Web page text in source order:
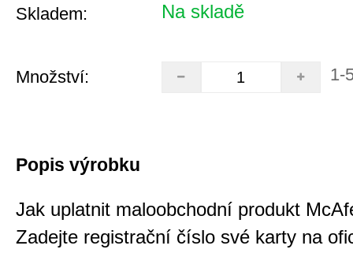
Skladem: Na skladě
Množství: 1-
Popis výrobku
Jak uplatnit maloobchodní produkt
Zadejte registrační číslo své karty na